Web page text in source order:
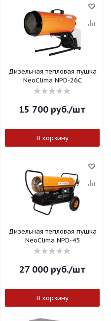
Дизельная тепловая пушка
NeoClima NPD-26C
15 700 руб./шт
В корзину
Дизельная тепловая пушка
NeoClima NPD-45
27 000руб./шт
В корзину